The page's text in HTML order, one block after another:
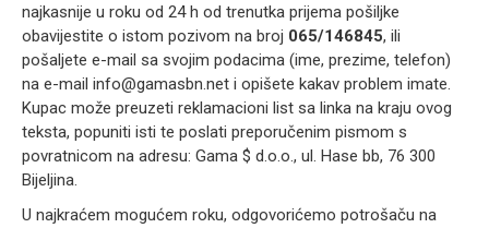
najkasnije u roku od 24 h od trenutka prijema pošiljke
obavijestite o istom pozivom na broj 065/146845, ili
pošaljete e-mail sa svojim podacima (ime, prezime, telefon)
na e-mail info@gamasbn.net i opišete kakav problem imate.
Kupac može preuzeti reklamacioni list sa linka na kraju ovog
teksta, popuniti isti te poslati preporučenim pismom s
povratnicom na adresu: Gama $ d.o.o., ul. Hase bb, 76 300
Bijeljina.
U najkraćem mogućem roku, odgovorićemo potrošaču na